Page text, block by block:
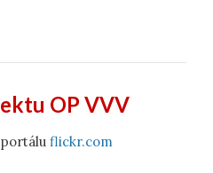
OP VVV
flickr.com